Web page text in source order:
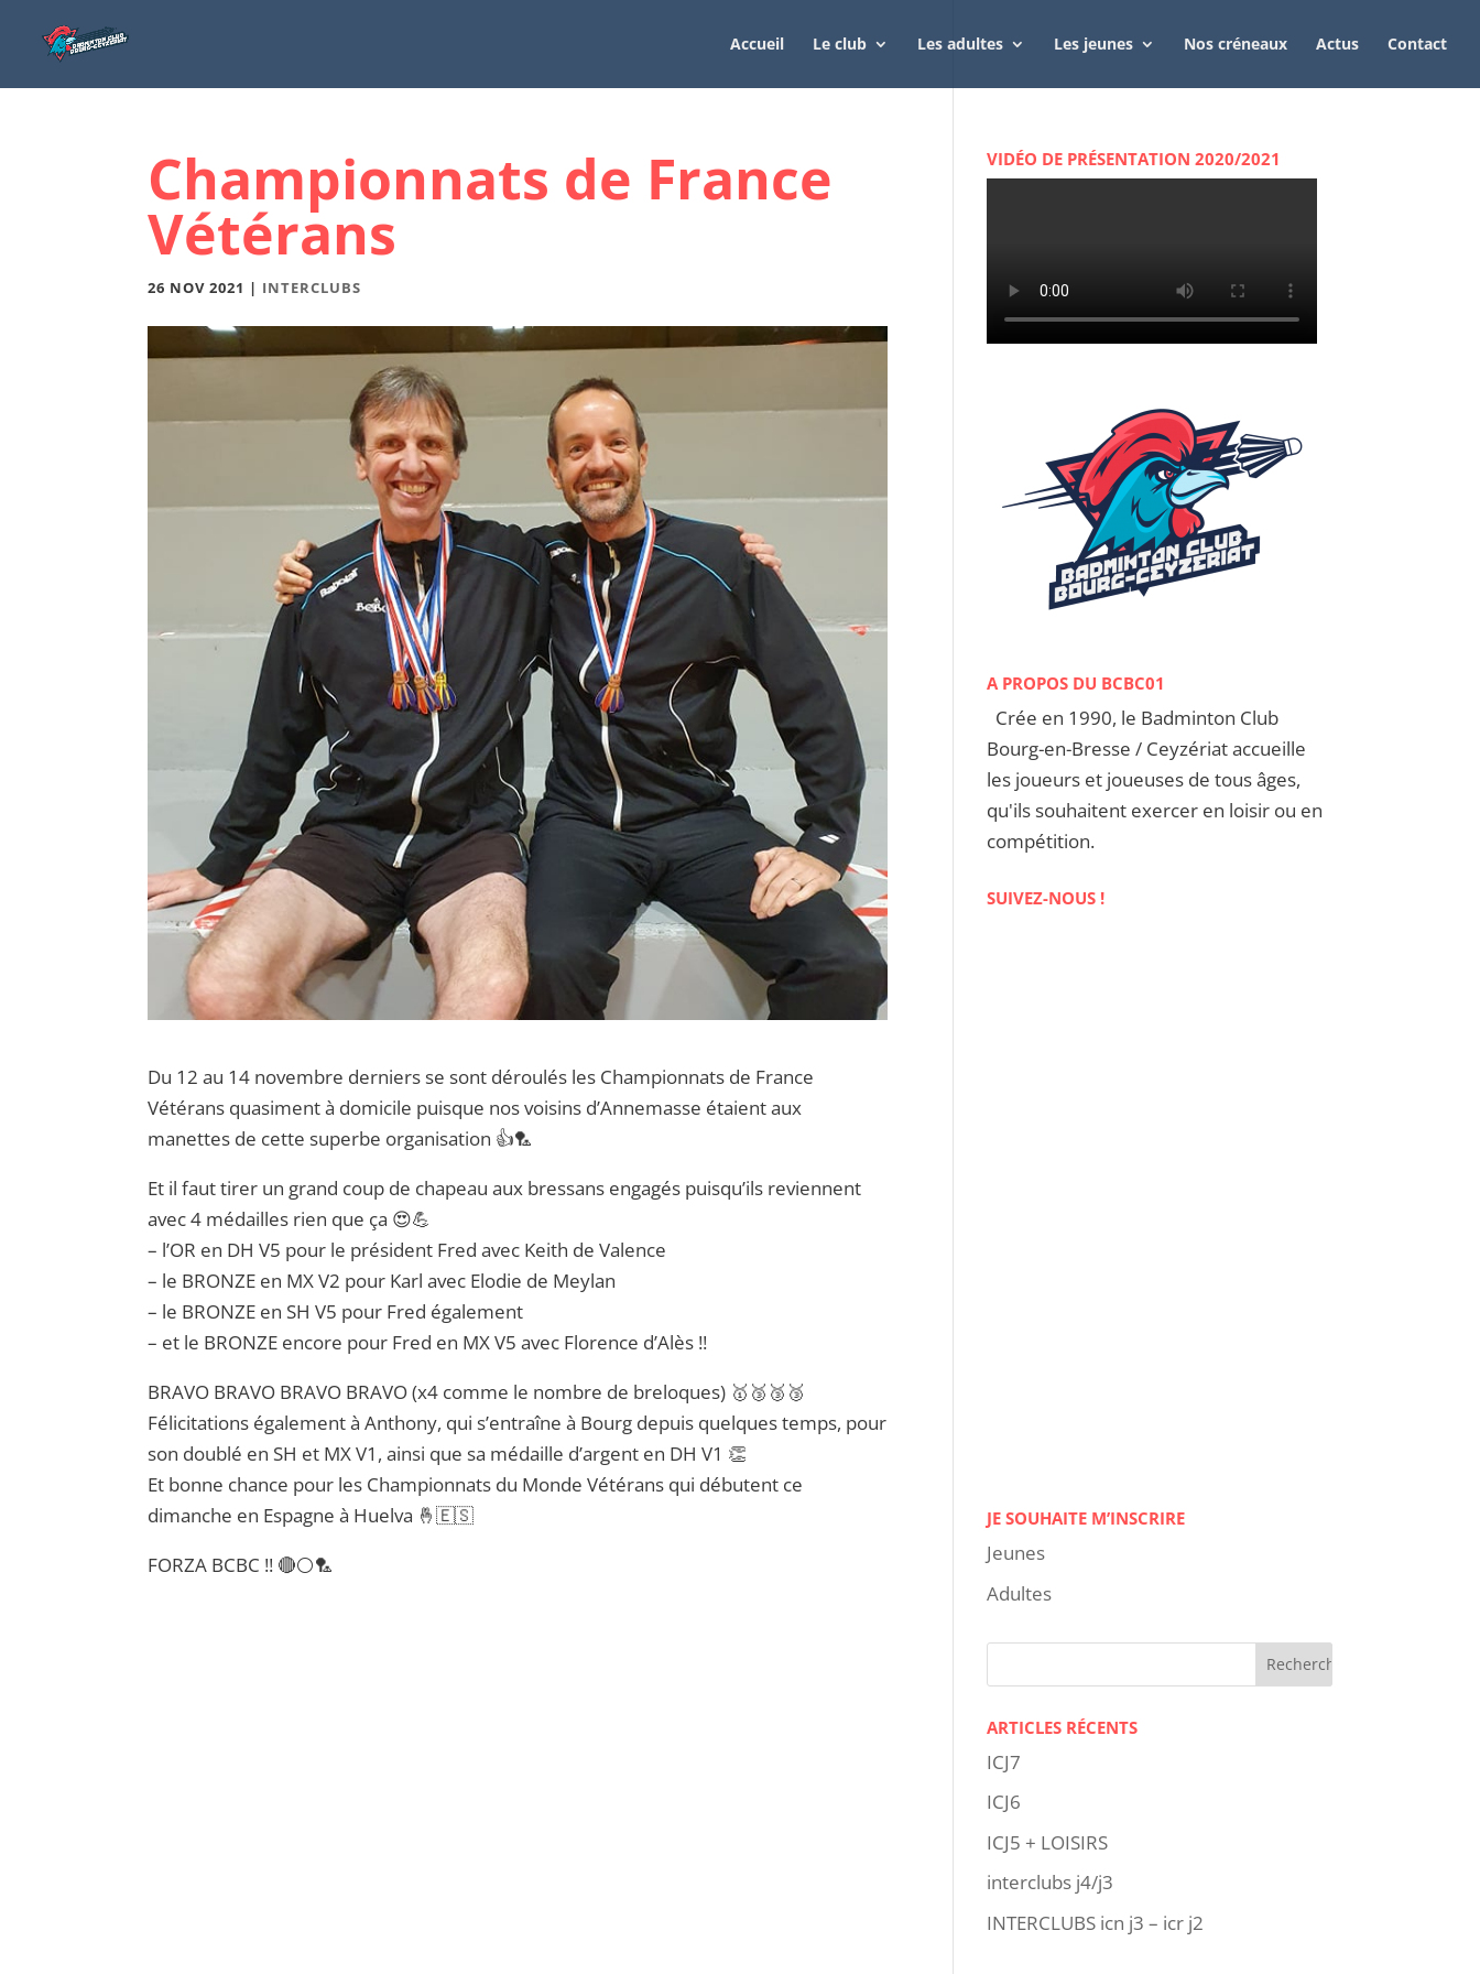
Accueil Le club Les adultes Les jeunes Nos créneaux Actus Contact
Championnats de France
Vétérans
26 NOV 2021 | INTERCLUBS
Du 12 au 14 novembre derniers se sont déroulés les Championnats de France
Vétérans quasiment à domicile puisque nos voisins d’Annemasse étaient aux
manettes de cette superbe organisation 👍🏸
Et il faut tirer un grand coup de chapeau aux bressans engagés puisqu’ils reviennent
avec 4 médailles rien que ça 😍💪
– l’OR en DH V5 pour le président Fred avec Keith de Valence
– le BRONZE en MX V2 pour Karl avec Elodie de Meylan
– le BRONZE en SH V5 pour Fred également
– et le BRONZE encore pour Fred en MX V5 avec Florence d’Alès !!
BRAVO BRAVO BRAVO BRAVO (x4 comme le nombre de breloques) 🥇🥉🥉🥉
Félicitations également à Anthony, qui s’entraîne à Bourg depuis quelques temps, pour
son doublé en SH et MX V1, ainsi que sa médaille d’argent en DH V1 👏
Et bonne chance pour les Championnats du Monde Vétérans qui débutent ce
dimanche en Espagne à Huelva 🤞🇪🇸
FORZA BCBC !! 🔴⚪️🏸
VIDÉO DE PRÉSENTATION 2020/2021
A PROPOS DU BCBC01
Crée en 1990, le Badminton Club
Bourg-en-Bresse / Ceyzériat accueille
les joueurs et joueuses de tous âges,
qu'ils souhaitent exercer en loisir ou en
compétition.
SUIVEZ-NOUS !
JE SOUHAITE M’INSCRIRE
Jeunes
Adultes
ARTICLES RÉCENTS
ICJ7
ICJ6
ICJ5 + LOISIRS
interclubs j4/j3
INTERCLUBS icn j3 – icr j2